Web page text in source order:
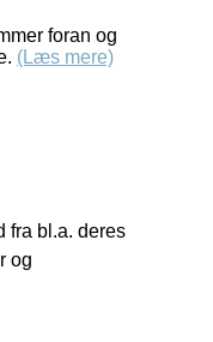
foran og
(Læs mere)
fra bl.a. deres
og